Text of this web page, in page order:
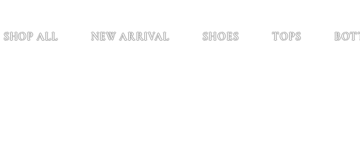
SHOP ALL NEW ARRIVAL SHOES TOPS